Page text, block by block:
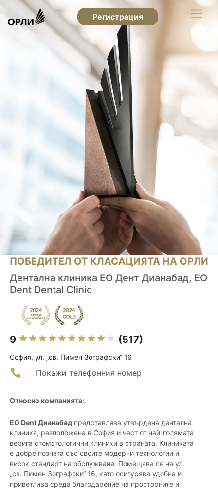
Регистрация
ПОБЕДИТЕЛ ОТ КЛАСАЦИЯТА НА ОРЛИ
Дентална клиника ЕО Дент Дианабад, EO
Dent Dental Clinic
9 (517)
София, ул. „св. Пимен Зографски“ 16
Покажи телефонния номер
Относно компанията:
EO Dent Дианабад представлява утвърдена дентална
клиника, разположена в София и част от най-голямата
верига стоматологични клиники в страната. Клиниката
е добре позната със своите модерни технологии и
висок стандарт на обслужване. Помещава се на ул.
„св. Пимен Зографски“ 16, като осигурява удобна и
приветлива среда благодарение на просторните и